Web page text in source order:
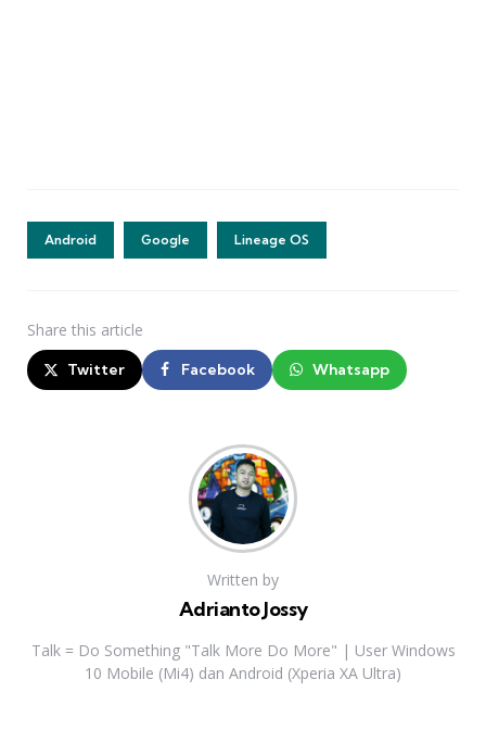
Android Google Lineage OS
Share this article
Twitter Facebook Whatsapp
Written by
Adrianto Jossy
Talk = Do Something "Talk More Do More" | User Windows
10 Mobile (Mi4) dan Android (Xperia XA Ultra)